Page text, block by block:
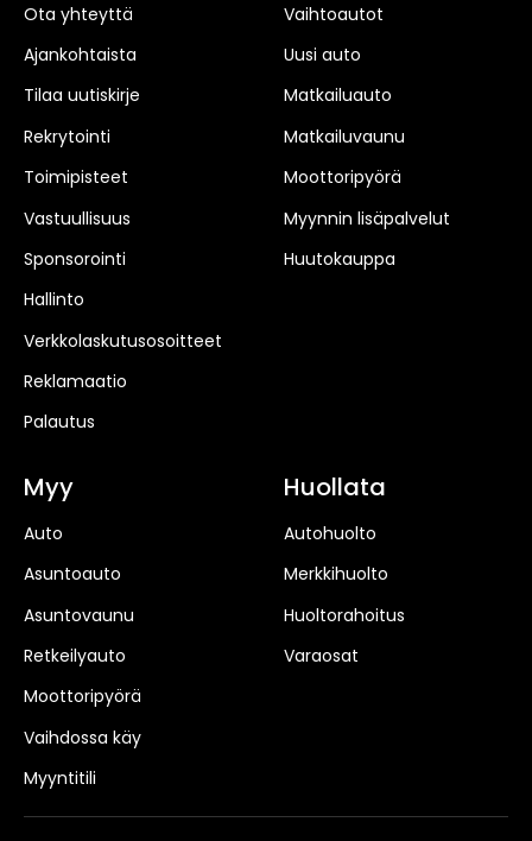
Ota yhteyttä
Ajankohtaista
Tilaa uutiskirje
Rekrytointi
Toimipisteet
Vastuullisuus
Sponsorointi
Hallinto
Verkkolaskutusosoitteet
Reklamaatio
Palautus
Vaihtoautot
Uusi auto
Matkailuauto
Matkailuvaunu
Moottoripyörä
Myynnin lisäpalvelut
Huutokauppa
Myy
Auto
Asuntoauto
Asuntovaunu
Retkeilyauto
Moottoripyörä
Vaihdossa käy
Myyntitili
Huollata
Autohuolto
Merkkihuolto
Huoltorahoitus
Varaosat